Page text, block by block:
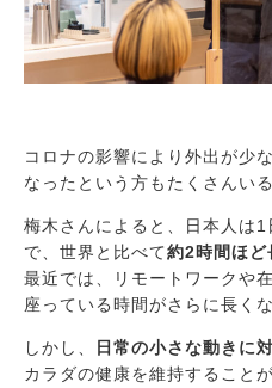
コロナの影響により外出が少
なったという方もたくさんい
梅木さんによると、日本人は
で、世界と比べて約2時間ほど
最近では、リモートワークや
座っている時間がさらに長く
しかし、 日常の小さな動きに
カラダの健康を維持すること